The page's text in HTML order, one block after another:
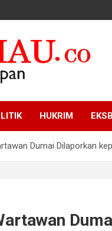
HUKRIM
Dumai Dilaporkan